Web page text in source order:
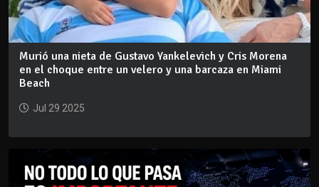
Murió una nieta de Gustavo Yankelevich y Cris Morena
en el choque entre un velero y una barcaza en Miami
Beach
Jul 29 2025